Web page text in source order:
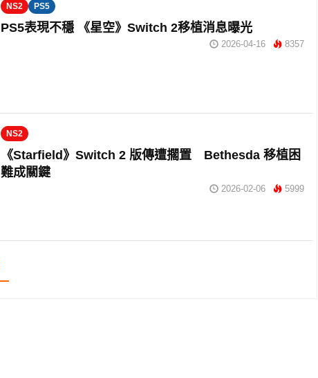
NS2 PS5
PS5表現不穩 《星空》Switch 2移植消息曝光
2026-04-16 8357
NS2
《Starfield》Switch 2 版傳遭擱置 Bethesda 移植困
難成關鍵
2026-02-06 5999